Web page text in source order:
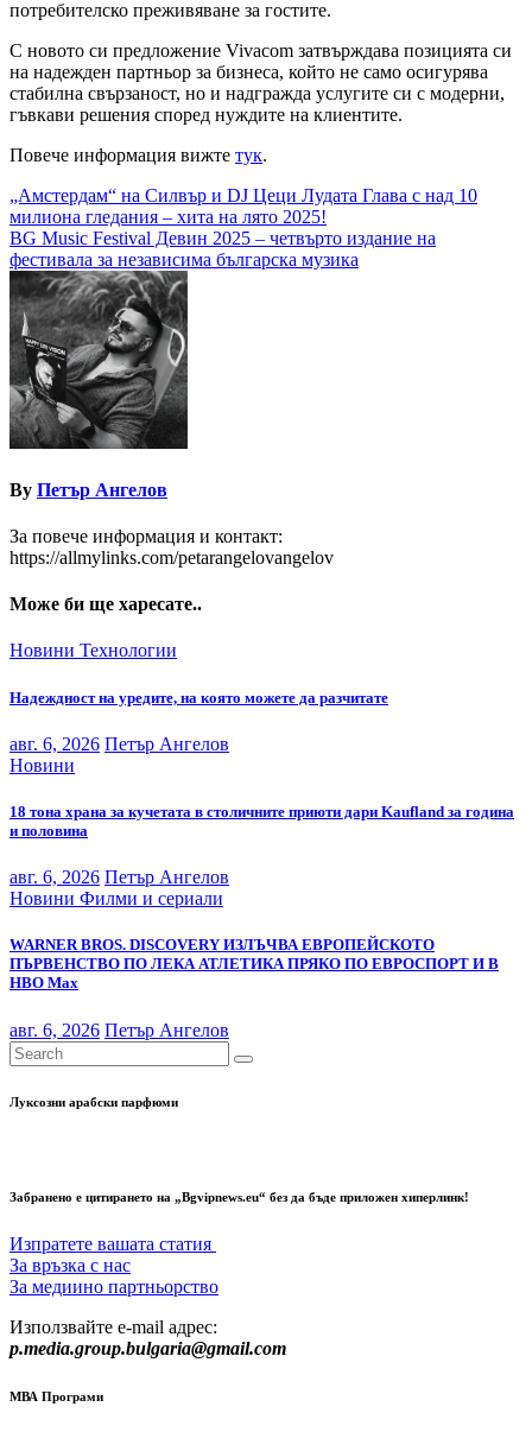
потребителско преживяване за гостите.
С новото си предложение Vivacom затвърждава позицията си
на надежден партньор за бизнеса, който не само осигурява
стабилна свързаност, но и надгражда услугите си с модерни,
гъвкави решения според нуждите на клиентите.
Повече информация вижте тук.
Навигация
„Амстердам“ на Силвър и DJ Цеци Лудата Глава с над 10
милиона гледания – хита на лято 2025!
BG Music Festival Девин 2025 – четвърто издание на
фестивала за независима българска музика
By Петър Ангелов
За повече информация и контакт:
https://allmylinks.com/petarangelovangelov
Може би ще харесате..
Новини Технологии
Надеждност на уредите, на която можете да разчитате
авг. 6, 2026 Петър Ангелов
Новини
18 тона храна за кучетата в столичните приюти дари Kaufland за година
и половина
авг. 6, 2026 Петър Ангелов
Новини Филми и сериали
WARNER BROS. DISCOVERY ИЗЛЪЧВА ЕВРОПЕЙСКОТО
ПЪРВЕНСТВО ПО ЛЕКА АТЛЕТИКА ПРЯКО ПО ЕВРОСПОРТ И В
НВО Мах
авг. 6, 2026 Петър Ангелов
Луксозни арабски парфюми
Забранено е цитирането на „Bgvipnews.eu“ без да бъде приложен хиперлинк!
Изпратете вашата статия
За връзка с нас
За медиино партньорство
Използвайте e-mail адрес:
p.media.group.bulgaria@gmail.com
МВА Програми